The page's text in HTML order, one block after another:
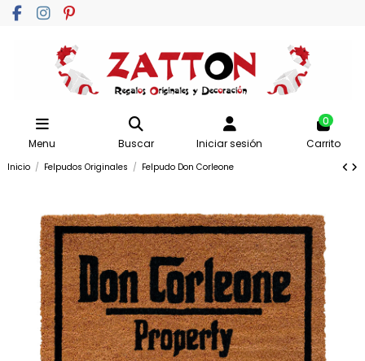
Menu Buscar Iniciar sesión
0
Carrito
Inicio Felpudos Originales Felpudo Don Corleone